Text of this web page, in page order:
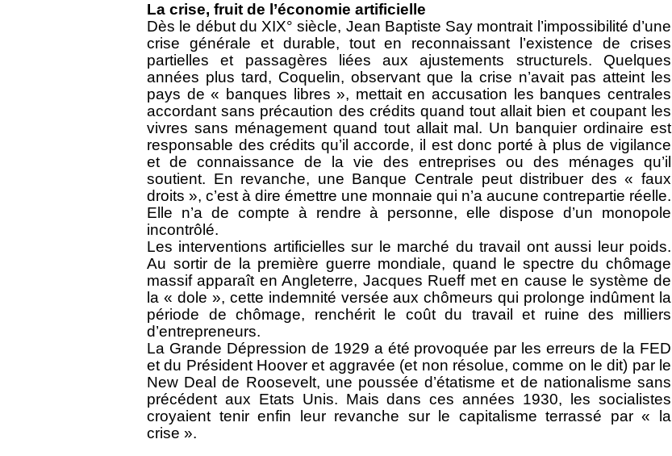
La crise, fruit de l’économie artificielle
Dès le début du XIX° siècle, Jean Baptiste Say montrait l’impossibilité d’une
crise générale et durable, tout en reconnaissant l’existence de crises
partielles et passagères liées aux ajustements structurels. Quelques
années plus tard, Coquelin, observant que la crise n’avait pas atteint les
pays de « banques libres », mettait en accusation les banques centrales
accordant sans précaution des crédits quand tout allait bien et coupant les
vivres sans ménagement quand tout allait mal. Un banquier ordinaire est
responsable des crédits qu’il accorde, il est donc porté à plus de vigilance
et de connaissance de la vie des entreprises ou des ménages qu’il
soutient. En revanche, une Banque Centrale peut distribuer des « faux
droits », c’est à dire émettre une monnaie qui n’a aucune contrepartie réelle.
Elle n’a de compte à rendre à personne, elle dispose d’un monopole
incontrôlé.
Les interventions artificielles sur le marché du travail ont aussi leur poids.
Au sortir de la première guerre mondiale, quand le spectre du chômage
massif apparaît en Angleterre, Jacques Rueff met en cause le système de
la « dole », cette indemnité versée aux chômeurs qui prolonge indûment la
période de chômage, renchérit le coût du travail et ruine des milliers
d’entrepreneurs.
La Grande Dépression de 1929 a été provoquée par les erreurs de la FED
et du Président Hoover et aggravée (et non résolue, comme on le dit) par le
New Deal de Roosevelt, une poussée d’étatisme et de nationalisme sans
précédent aux Etats Unis. Mais dans ces années 1930, les socialistes
croyaient tenir enfin leur revanche sur le capitalisme terrassé par « la
crise ».